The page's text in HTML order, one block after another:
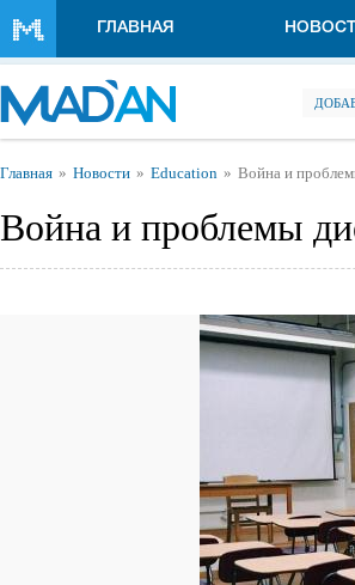
ГЛАВНАЯ
Вы здесь
Главная Новости Education Война и
Война и проблемы